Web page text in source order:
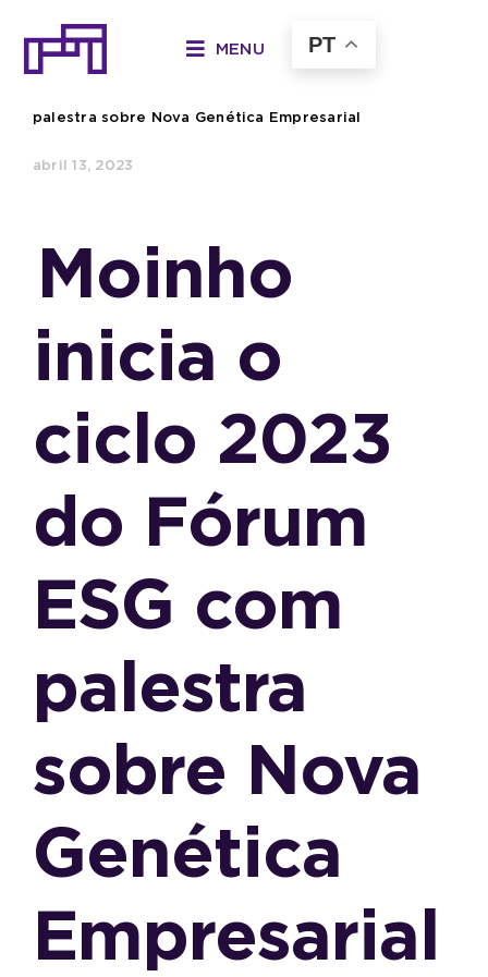
para
MENU PT
palestra sobre Nova Genética Empresarial
abril 13, 2023
Moinho
inicia o
ciclo 2023
do Fórum
ESG com
palestra
sobre Nova
Genética
Empresarial